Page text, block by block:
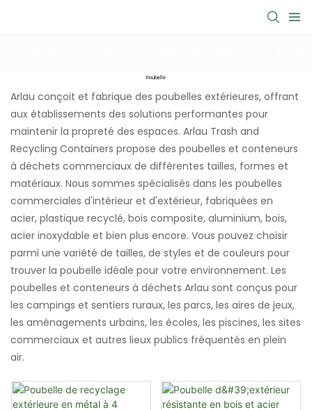
Poubelle
Arlau conçoit et fabrique des poubelles extérieures, offrant
aux établissements des solutions performantes pour
maintenir la propreté des espaces. Arlau Trash and
Recycling Containers propose des poubelles et conteneurs
à déchets commerciaux de différentes tailles, formes et
matériaux. Nous sommes spécialisés dans les poubelles
commerciales d'intérieur et d'extérieur, fabriquées en
acier, plastique recyclé, bois composite, aluminium, bois,
acier inoxydable et bien plus encore. Vous pouvez choisir
parmi une variété de tailles, de styles et de couleurs pour
trouver la poubelle idéale pour votre environnement. Les
poubelles et conteneurs à déchets Arlau sont conçus pour
les campings et sentiers ruraux, les parcs, les aires de jeux,
les aménagements urbains, les écoles, les piscines, les sites
commerciaux et autres lieux publics fréquentés en plein
air.